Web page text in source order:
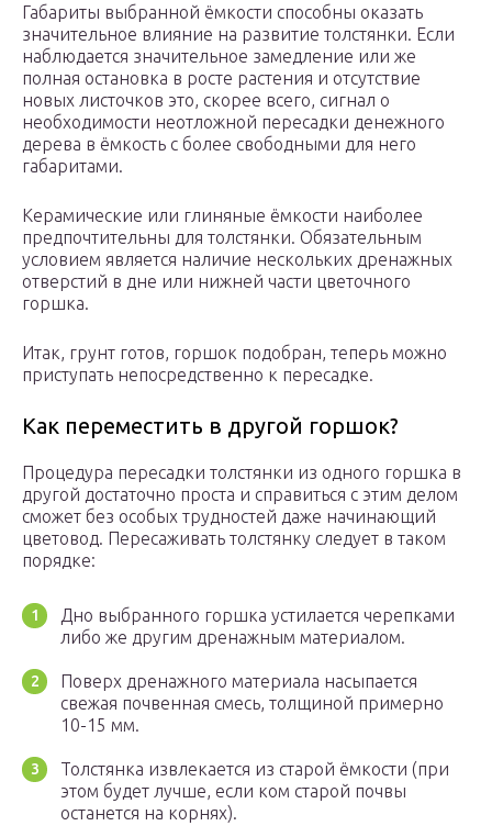
Габариты выбранной ёмкости способны оказать
значительное влияние на развитие толстянки. Если
наблюдается значительное замедление или же
полная остановка в росте растения и отсутствие
новых листочков это, скорее всего, сигнал о
необходимости неотложной пересадки денежного
дерева в ёмкость с более свободными для него
габаритами.
Керамические или глиняные ёмкости наиболее
предпочтительны для толстянки. Обязательным
условием является наличие нескольких дренажных
отверстий в дне или нижней части цветочного
горшка.
Итак, грунт готов, горшок подобран, теперь можно
приступать непосредственно к пересадке.
Как переместить в другой горшок?
Процедура пересадки толстянки из одного горшка в
другой достаточно проста и справиться с этим делом
сможет без особых трудностей даже начинающий
цветовод. Пересаживать толстянку следует в таком
порядке:
Дно выбранного горшка устилается черепками
либо же другим дренажным материалом.
Поверх дренажного материала насыпается
свежая почвенная смесь, толщиной примерно
10-15 мм.
Толстянка извлекается из старой ёмкости (при
этом будет лучше, если ком старой почвы
останется на корнях).